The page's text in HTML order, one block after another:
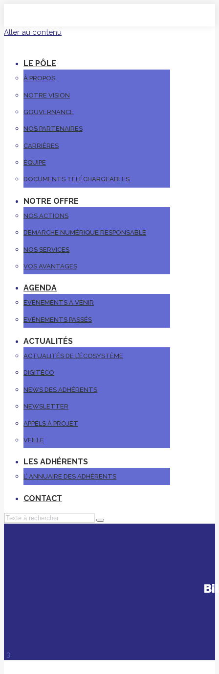
Aller au contenu
LE PÔLE
À PROPOS
NOTRE VISION
GOUVERNANCE
NOS PARTENAIRES
CARRIÈRES
ÉQUIPE
DOCUMENTS TÉLÉCHARGEABLES
NOTRE OFFRE
NOS ACTIONS
DÉMARCHE NUMÉRIQUE RESPONSABLE
NOS SERVICES
VOS AVANTAGES
AGENDA
EVÉNEMENTS À VENIR
EVÉNEMENTS PASSÉS
ACTUALITÉS
ACTUALITÉS DE L’ÉCOSYSTÈME
DIGITÉCO
NEWS DES ADHÉRENTS
NEWSLETTER
APPELS À PROJET
VEILLE
LES ADHÉRENTS
L’ ANNUAIRE DES ADHÉRENTS
CONTACT